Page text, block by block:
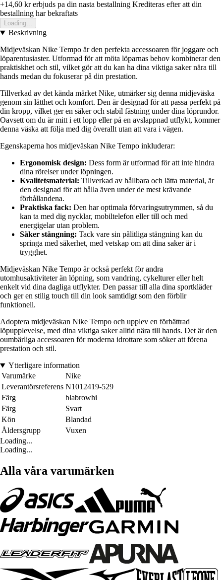
+14,60 krerbjuds pa din nasta bestallning Krediteras efter att din
bestallning har bekraftats
Loading...
Beskrivning
Midjeväskan Nike Tempo är den perfekta accessoaren för joggare och
löparentusiaster. Utformad för att möta löparnas behov kombinerar den
praktiskhet och stil, vilket gör att du kan ha dina viktiga saker nära till
hands medan du fokuserar på din prestation.
Tillverkad av det kända märket Nike, utmärker sig denna midjeväska
genom sin lätthet och komfort. Den är designad för att passa perfekt på
din kropp, vilket ger en säker och stabil fästning under dina löprundor.
Oavsett om du är mitt i ett lopp eller på en avslappnad utflykt, kommer
denna väska att följa med dig överallt utan att vara i vägen.
Egenskaperna hos midjeväskan Nike Tempo inkluderar:
Ergonomisk design: Dess form är utformad för att inte hindra
dina rörelser under löpningen.
Kvalitetsmaterial: Tillverkad av hållbara och lätta material, är
den designad för att hålla även under de mest krävande
förhållandena.
Praktiska fack: Den har optimala förvaringsutrymmen, så du
kan ta med dig nycklar, mobiltelefon eller till och med
energigelar utan problem.
Säker stängning: Tack vare sin pålitliga stängning kan du
springa med säkerhet, med vetskap om att dina saker är i
trygghet.
Midjeväskan Nike Tempo är också perfekt för andra
utomhusaktiviteter än löpning, som vandring, cykelturer eller helt
enkelt vid dina dagliga utflykter. Den passar till alla dina sportkläder
och ger en stilig touch till din look samtidigt som den förblir
funktionell.
Adoptera midjeväskan Nike Tempo och upplev en förbättrad
löpupplevelse, med dina viktiga saker alltid nära till hands. Det är den
oumbärliga accessoaren för moderna idrottare som söker att förena
prestation och stil.
Ytterligare information
Varumärke
Nike
Leverantörsreferens N1012419-529
Färg
blabrowhi
Färg
Svart
Kön
Blandad
Åldersgrupp
Vuxen
Loading...
Loading...
Alla våra varumärken